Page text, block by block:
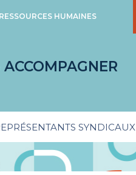
RESSOURCES HUMAINES
ACCOMPAGNER
SYNDICAUX